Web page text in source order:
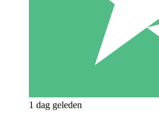
1 dag geleden